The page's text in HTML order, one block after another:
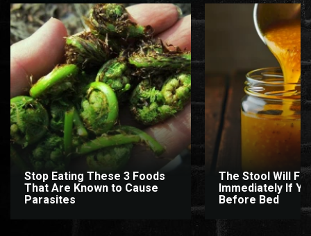
Frissítve: 2026.07.27| Fel ↑
Stop Eating These 3 Foods
That Are Known to Cause
Parasites
The Stool Will Fly
Immediately If
Before Bed